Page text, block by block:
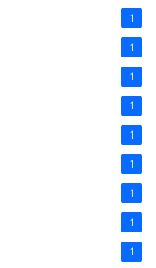
1
1
1
1
1
1
1
1
1